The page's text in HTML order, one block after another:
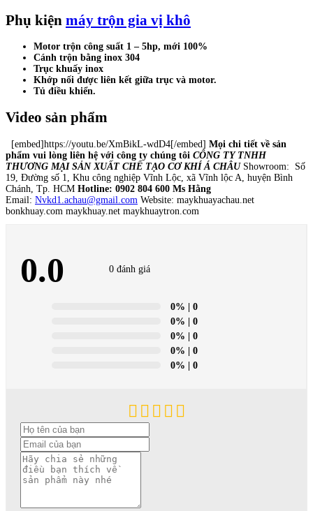
Phụ kiện máy trộn gia vị khô
Motor trộn công suất 1 – 5hp, mới 100%
Cánh trộn bằng inox 304
Trục khuấy inox
Khớp nối được liên kết giữa trục và motor.
Tủ điều khiển.
Video sản phẩm
[embed]https://youtu.be/XmBikL-wdD4[/embed] Mọi chi tiết về sản
phẩm vui lòng liên hệ với công ty chúng tôi CÔNG TY TNHH
THƯƠNG MẠI SẢN XUẤT CHẾ TẠO CƠ KHÍ Á CHÂUShowroom: Số
19, Đường số 1, Khu công nghiệp Vĩnh Lộc, xã Vĩnh lộc A, huyện Bình
Chánh, Tp. HCM Hotline: 0902 804 600 Ms Hằng
Email: Nvkd1.achau@gmail.com Website: maykhuayachau.net
bonkhuay.com maykhuay.net maykhuaytron.com
0.0 0 đánh giá
0% | 0
0% | 0
0% | 0
0% | 0
0% | 0